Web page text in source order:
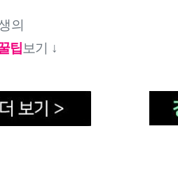
의
팁보기 ↓